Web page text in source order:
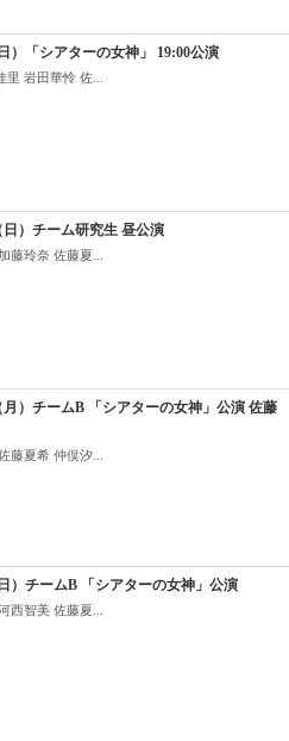
）「シアターの女神」 19:00公演
岩田華怜 佐...
日）チーム研究生 昼公演
藤玲奈 佐藤夏...
月）チームB 「シアターの女神」公演 佐藤
藤夏希 仲俣汐...
）チームB 「シアターの女神」公演
西智美 佐藤夏...